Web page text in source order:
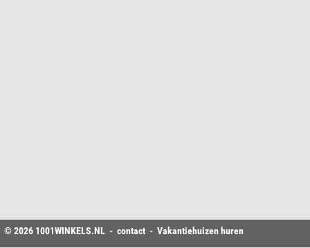
© 2026 1001WINKELS.NL - contact - Vakantiehuizen huren